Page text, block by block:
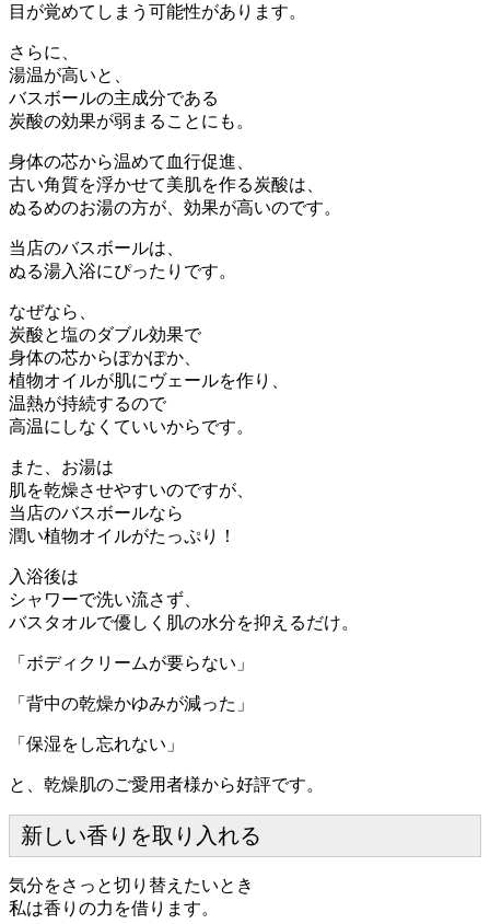
目が覚めてしまう可能性があります。
さらに、
湯温が高いと、
バスボールの主成分である
炭酸の効果が弱まることにも。
身体の芯から温めて血行促進、
古い角質を浮かせて美肌を作る炭酸は、
ぬるめのお湯の方が、効果が高いのです。
当店のバスボールは、
ぬる湯入浴にぴったりです。
なぜなら、
炭酸と塩のダブル効果で
身体の芯からぽかぽか、
植物オイルが肌にヴェールを作り、
温熱が持続するので
高温にしなくていいからです。
また、お湯は
肌を乾燥させやすいのですが、
当店のバスボールなら
潤い植物オイルがたっぷり！
入浴後は
シャワーで洗い流さず、
バスタオルで優しく肌の水分を抑えるだけ。
「ボディクリームが要らない」
「背中の乾燥かゆみが減った」
「保湿をし忘れない」
と、乾燥肌のご愛用者様から好評です。
新しい香りを取り入れる
気分をさっと切り替えたいとき
私は香りの力を借ります。